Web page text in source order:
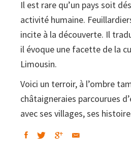
Il est rare qu’un pays soit
activité humaine.
incite à la découverte. Il
il évoque une facette de la
Limousin.
Voici un terroir, à l’ombre
châtaigneraies parcourues
avec ses villages, ses